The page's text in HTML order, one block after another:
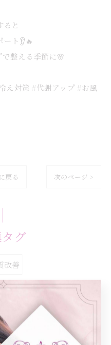
ると
ト👂🔥
整える季節に🌸
え対策 #代謝アップ #お風
戻る 次のページ >
グ
改善
Categories